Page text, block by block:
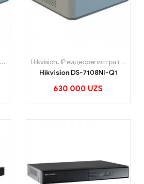
Hikvision, IP видеорегистраторы
Hikvision DS-7108NI-Q1
630 000 UZS